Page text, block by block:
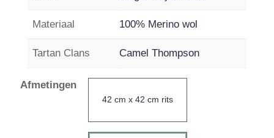
Materiaal 100% Merino wol
Tartan Clans Camel Thompson
Afmetingen
42 cm x 42 cm rits